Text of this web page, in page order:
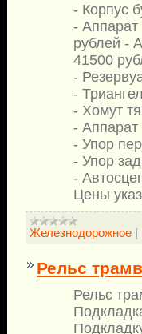
- Корпус
-
рублей -
41500
-
-
- Хомут
-
- Упор
- Упор
-
Цены
Железнодорожное |
Рельс
Рельс